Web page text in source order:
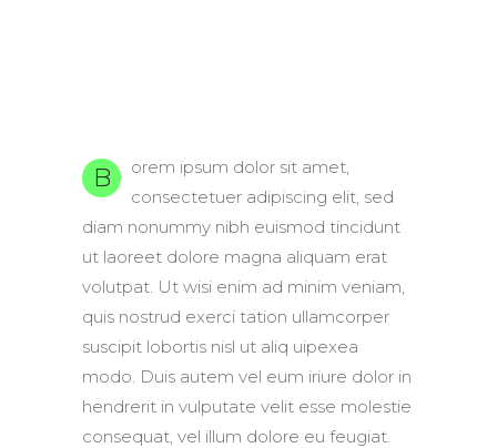
B
orem ipsum dolor sit amet,
consectetuer adipiscing elit, sed
diam nonummy nibh euismod tincidunt
ut laoreet dolore magna aliquam erat
volutpat. Ut wisi enim ad minim veniam,
quis nostrud exerci tation ullamcorper
suscipit lobortis nisl ut aliq uipexea
modo. Duis autem vel eum iriure dolor in
hendrerit in vulputate velit esse molestie
consequat, vel illum dolore eu feugiat.